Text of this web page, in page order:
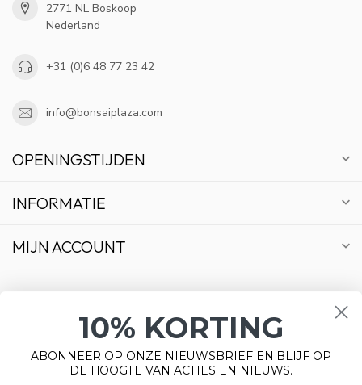
2771 NL Boskoop
Nederland
+31 (0)6 48 77 23 42
info@bonsaiplaza.com
OPENINGSTIJDEN
INFORMATIE
MIJN ACCOUNT
10% KORTING
ABONNEER OP ONZE NIEUWSBRIEF EN BLIJF OP
DE HOOGTE VAN ACTIES EN NIEUWS.